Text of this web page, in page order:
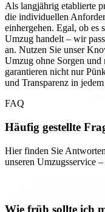
Als langjährig etablierte
die individuellen
einhergehen. Egal, ob es
Umzug handelt – wir
an. Nutzen Sie unser
Umzug ohne Sorgen
garantieren nicht nur
und Transparenz in
FAQ
Häufig gestellte
Hier finden Sie
unseren Umzugsservice
Wie früh sollte ich